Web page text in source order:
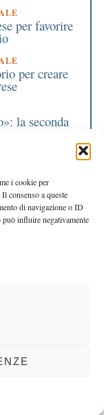
i cookie per
consenso a queste
di navigazione o ID
influire negativamente
per favorire
per creare
la seconda
tra le Bcc
il futuro
comunità il